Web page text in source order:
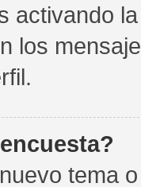
activando
los
tema